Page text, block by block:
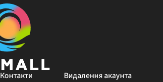
Контакти Видалення акаунта